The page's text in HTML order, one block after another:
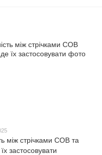
між стрічками СОВ та
застосовувати